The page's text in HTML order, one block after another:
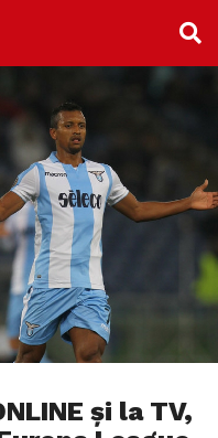
și la TV,